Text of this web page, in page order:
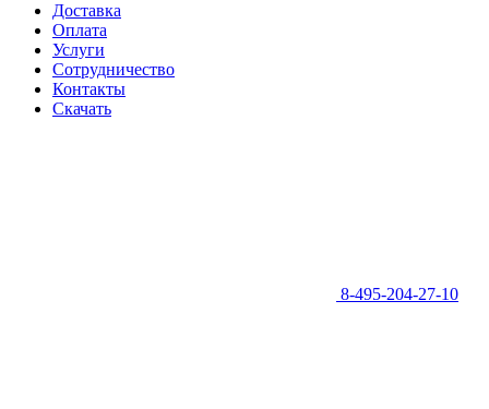
Доставка
Оплата
Услуги
Сотрудничество
Контакты
Скачать
8-495-204-27-10